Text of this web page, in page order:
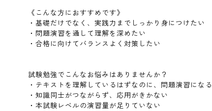
《こんな方におすすめです》
・基礎だけでなく、実践力までしっかり身につけたい
・問題演習を通して理解を深めたい
・合格に向けてバランスよく対策したい
試験勉強でこんなお悩みはありませんか？
・テキストを理解しているはずなのに、問題演習にな
・知識同士がつながらず、応用がきかない
・本試験レベルの演習量が足りていない